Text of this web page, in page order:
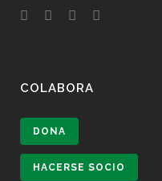
COLABORA
DONA
HACERSE SOCIO